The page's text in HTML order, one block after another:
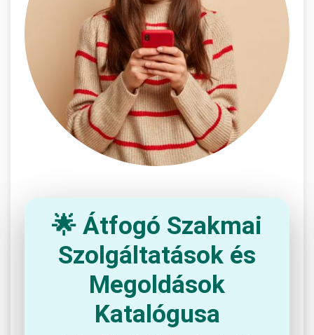
🌟 Átfogó Szakmai
Szolgáltatások és
Megoldások
Katalógusa